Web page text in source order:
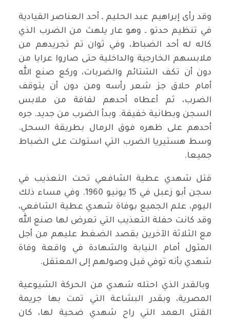
وقد رأى إبراهيم عبد الحليم ـ أحد العناصر القيادية
في تنظيم حدتو ـ وهو عار يلهث من الضرب الذي
كاله له أحد الضباط، وفي ثوان تم تجريدهم من
ملابسهم الخارجية والداخلية حتى صاروا عرايا من
دون أن تكف الشتائم والضربات، وركع صنع الله
أمام حلاق جز شعر رأسه ومن دون أن يتوقف
الضرب، ثم أعطاه أحدهم لفافة من ملابس
السجن وبطانية خفيفة. وبدأ الضرب من جديد. جره
أحدهم على ظهره فوق الرمال بطريقة السحل.
وسط هستيريا الضرب التي استولت على الضباط
جميعا.
قتل شهدي عطية الشافعي تحت التعذيب في
سجن أبو زعبل في 15 يونيو 1960. وفي مساء ذلك
اليوم، علم الجميع بوفاة شهدي عطية الشافعي،
وقد كانت حفلة التعذيب التي تعرض لها صنع الله
مع الثلاثة الآخرين بقصد الضغط عليهم من أجل
المثول أمام النيابة والشهادة في واقعة وفاة
شهدي بأنه توفي قبل وصولهم إلى المعتقل.
وبالقدر الذي احتله شهدي من الحركة الشيوعية
المصرية، وبقدر البشاعة التي تمت بها جريمة
القتل العمد التي راح شهدي ضحية لها، كان